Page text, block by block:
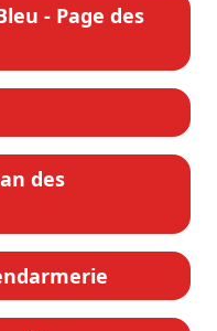
- Page des
des